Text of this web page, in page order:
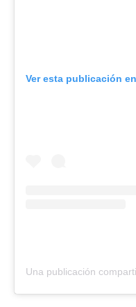
Ver esta publicación